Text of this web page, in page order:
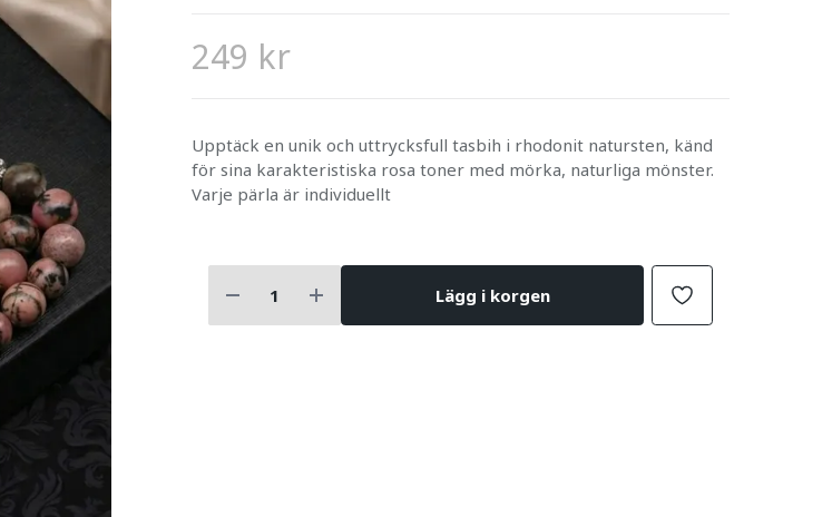
249 kr
Upptäck en unik och uttrycksfull tasbih i rhodonit natursten, känd
för sina karakteristiska rosa toner med mörka, naturliga mönster.
Varje pärla är individuellt
Lägg i korgen